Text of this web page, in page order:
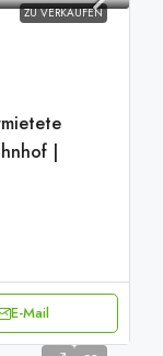
ZU VERKAUFEN
|
E-Mail